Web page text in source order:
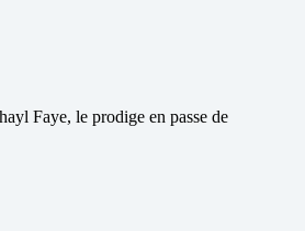
Faye, le prodige en passe de